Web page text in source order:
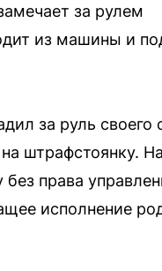
за рулем
из машины и
за руль своего
штрафстоянку.
права
исполнение